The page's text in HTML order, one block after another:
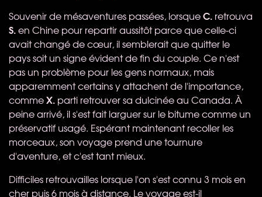
Souvenir de mésaventures passées, lorsqueC. retrouva
S.en Chine pour repartir aussitôt parce que celle-ci
avait changé de cœur, il semblerait que quitter le
pays soit un signe évident de fin du couple. Ce n'est
pas un problème pour les gens normaux, mais
apparemment certains y attachent de l'importance,
commeX. parti retrouver sa dulcinée au Canada. À
peine arrivé, il s'est fait larguer sur le bitume comme un
préservatif usagé. Espérant maintenant recoller les
morceaux, son voyage prend une tournure
d'aventure, et c'est tant mieux.
Difficiles retrouvailles lorsque l'on s'est connu 3 mois en
cher puis 6 mois à distance. Le voyage est-il